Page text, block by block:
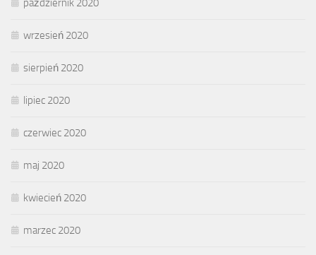
październik 2020
wrzesień 2020
sierpień 2020
lipiec 2020
czerwiec 2020
maj 2020
kwiecień 2020
marzec 2020